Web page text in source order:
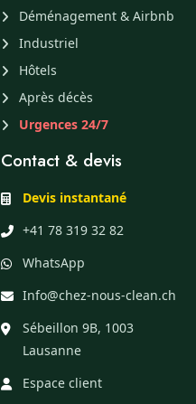
Déménagement & Airbnb
Industriel
Hôtels
Après décès
Urgences 24/7
Contact & devis
Devis instantané
+41 78 319 32 82
WhatsApp
Info@chez-nous-clean.ch
Sébeillon 9B, 1003
Lausanne
Espace client